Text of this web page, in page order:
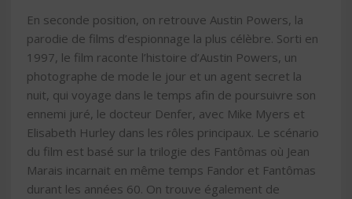
En seconde position, on retrouve Austin Powers, la
parodie de films d’espionnage la plus célèbre. Sorti en
1997, le film raconte l’histoire d’Austin Powers, un
photographe de mode le jour et un agent secret la
nuit, qui voyage dans le temps afin de poursuivre son
ennemi juré, le docteur Denfer, avec Mike Myers et
Elisabeth Hurley dans les rôles principaux. Le scénario
du film est basé sur la trilogie des Fantômas où Jean
Marais incarnait en même temps Fandor et Fantômas
durant les années 60. On trouve également de